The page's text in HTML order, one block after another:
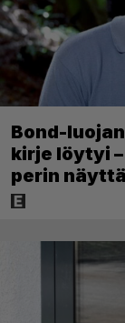
Bond-
kirje löytyi
perin